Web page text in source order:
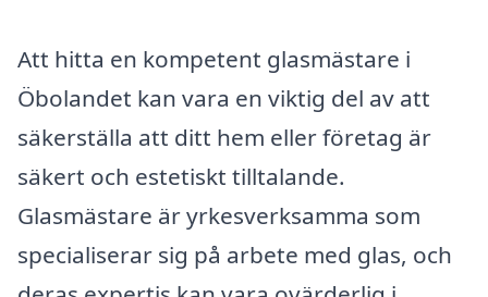
Att hitta en kompetent glasmästare i
Öbolandet kan vara en viktig del av att
säkerställa att ditt hem eller företag är
säkert och estetiskt tilltalande.
Glasmästare är yrkesverksamma som
specialiserar sig på arbete med glas, och